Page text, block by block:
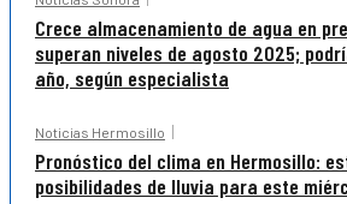
Crece almacenamiento de agua en
superan niveles de agosto 2025;
año, según especialista
Noticias Hermosillo
Pronóstico del clima en Hermosillo:
posibilidades de lluvia para este